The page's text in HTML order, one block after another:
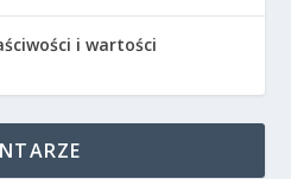
i wartości